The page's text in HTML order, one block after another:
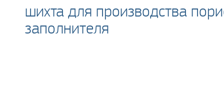
шихта для производства
заполнителя